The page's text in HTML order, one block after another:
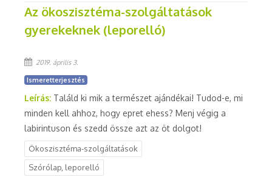
Az ökoszisztéma-szolgáltatások
gyerekeknek (leporelló)
2019. április 3.
Ismeretterjesztés
Leírás: Találd ki mik a természet ajándékai! Tudod-e, mi
minden kell ahhoz, hogy epret ehess? Menj végig a
labirintuson és szedd össze azt az öt dolgot!
Ökoszisztéma-szolgáltatások
Szórólap, leporelló